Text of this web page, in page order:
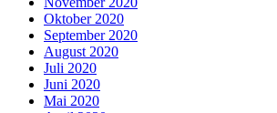
Oktober 2020
September 2020
August 2020
Juli 2020
Juni 2020
Mai 2020